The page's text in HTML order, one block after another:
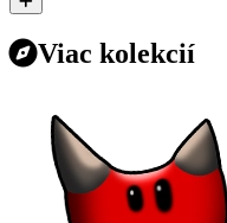
Viac kolekcií